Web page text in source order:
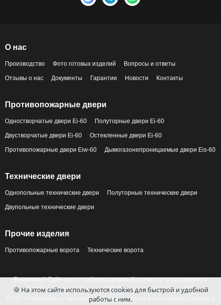
О нас
Производство Фото готовых изделий Вопросы и ответы
Отзывы о нас Документы Гарантии Новости Контакты
Противопожарные двери
Одностворчатые двери Ei-60 Полуторные двери Ei-60
Двустворчатые двери Ei-60 Остекленные двери Ei-60
Противопожарные двери Eiw-60 Дымогазонепроницаемые двери Eis-60
Технические двери
Однопольные технические двери Полуторные технические двери
Двупольные технические двери
Прочие изделия
Противопожарные ворота Технические ворота
Внимание! Сайт носит информационный характер и не является
публичной офертой по ст. 437 Гражданского кодекса РФ.
ООО «Пождвери» – противопожарные двери и металлоконструкции с
🍪 На этом сайте используются cookies для быстрой и удобной
работы с ним.